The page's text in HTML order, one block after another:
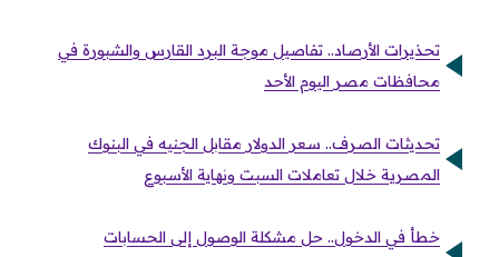
تحذيرات الأرصاد.. تفاصيل موجة البرد القارس والشبورة في
محافظات مصر اليوم الأحد
تحديثات الصرف.. سعر الدولار مقابل الجنيه في البنوك
المصرية خلال تعاملات السبت ونهاية الأسبوع
خطأ في الدخول.. حل مشكلة الوصول إلى الحسابات